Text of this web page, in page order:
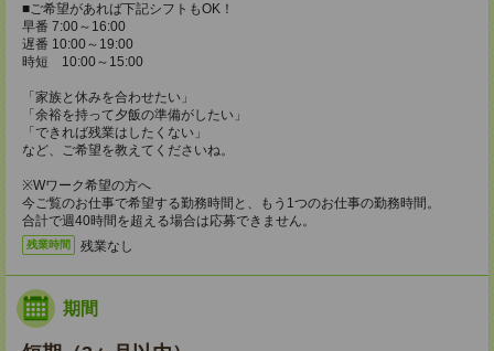
■ご希望があれば下記シフトもOK！
早番 7:00～16:00
遅番 10:00～19:00
時短 10:00～15:00
「家族と休みを合わせたい」
「余裕を持って夕飯の準備がしたい」
「できれば残業はしたくない」
など、ご希望を教えてくださいね。
※Wワーク希望の方へ
今ご覧のお仕事で希望する勤務時間と、もう1つのお仕事の勤務時間。
合計で週40時間を超える場合は応募できません。
残業時間 残業なし
期間